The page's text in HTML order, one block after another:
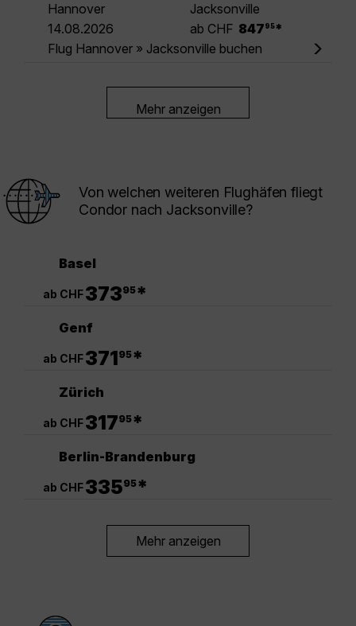
Hannover
Jacksonville
14.08.2026
ab CHF 847 95 *
Flug Hannover » Jacksonville buchen
Mehr anzeigen
Von welchen weiteren Flughäfen fliegt
Condor nach Jacksonville?
Basel
ab CHF37395*
Genf
ab CHF37195*
Zürich
ab CHF31795*
Berlin-Brandenburg
ab CHF33595*
Mehr anzeigen